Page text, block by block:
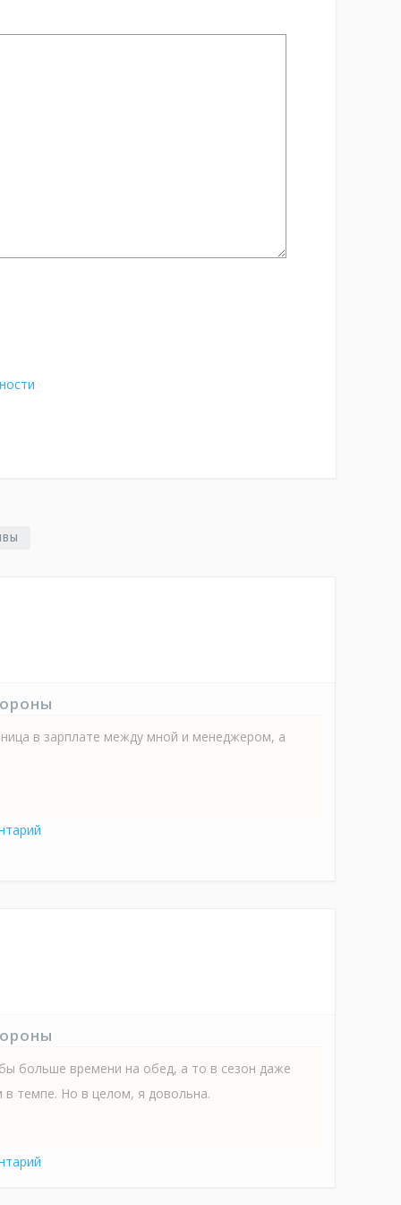
в зарплате между мной и менеджером, а
больше времени на обед, а то в сезон даже
в темпе. Но в целом, я довольна.